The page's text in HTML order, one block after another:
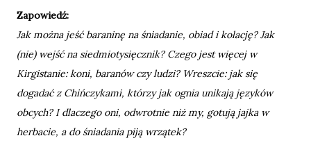
Zapowiedź:
Jak można jeść baraninę na śniadanie, obiad i kolację? Jak
(nie) wejść na siedmiotysięcznik? Czego jest więcej w
Kirgistanie: koni, baranów czy ludzi? Wreszcie: jak się
dogadać z Chińczykami, którzy jak ognia unikają języków
obcych? I dlaczego oni, odwrotnie niż my, gotują jajka w
herbacie, a do śniadania piją wrzątek?